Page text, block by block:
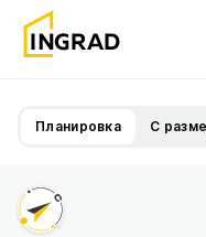
Планировка С